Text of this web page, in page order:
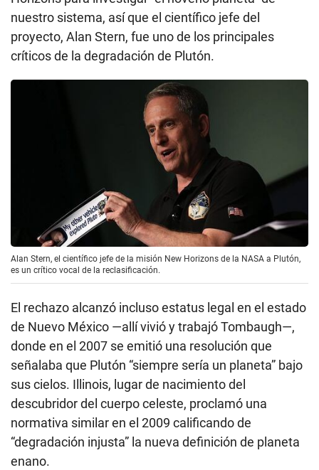
nuestro sistema, así que el científico jefe del
proyecto, Alan Stern, fue uno de los principales
críticos de la degradación de Plutón.
Alan Stern, el científico jefe de la misión New Horizons de la NASA a Plutón,
es un crítico vocal de la reclasificación.
El rechazo alcanzó incluso estatus legal en el estado
de Nuevo México —allí vivió y trabajó Tombaugh—,
donde en el 2007 se emitió una resolución que
señalaba que Plutón “siempre sería un planeta” bajo
sus cielos. Illinois, lugar de nacimiento del
descubridor del cuerpo celeste, proclamó una
normativa similar en el 2009 calificando de
“degradación injusta” la nueva definición de planeta
enano.